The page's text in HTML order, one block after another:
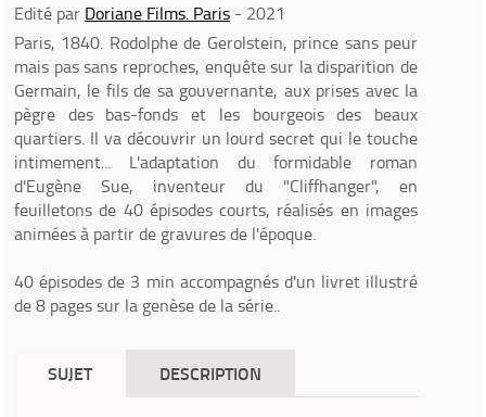
Edité par Doriane Films. Paris - 2021
Paris, 1840. Rodolphe de Gerolstein, prince sans peur
mais pas sans reproches, enquête sur la disparition de
Germain, le fils de sa gouvernante, aux prises avec la
pègre des bas-fonds et les bourgeois des beaux
quartiers. Il va découvrir un lourd secret qui le touche
intimement... L'adaptation du formidable roman
d'Eugène Sue, inventeur du "Cliffhanger", en
feuilletons de 40 épisodes courts, réalisés en images
animées à partir de gravures de l'époque.
40 épisodes de 3 min accompagnés d'un livret illustré
de 8 pages sur la genèse de la série..
SUJET DESCRIPTION